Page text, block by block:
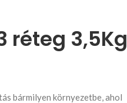
réteg 3,5Kg
bármilyen környezetbe, ahol